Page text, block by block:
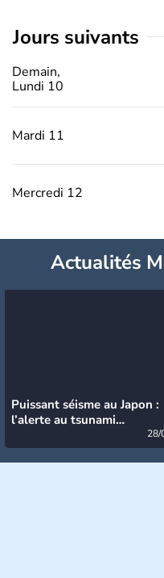
jours suivants
Demain,
Lundi 10
Mardi 11
Mercredi 12
Actualités
Puissant séisme au Japon :
l’alerte au tsunami
28/